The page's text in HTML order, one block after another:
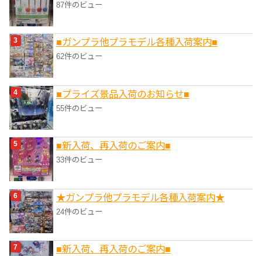
87件のビュー
■ガンプラ他プラモデル各種入荷案内■
62件のビュー
■プライズ景品入荷のお知らせ■
55件のビュー
■新入荷、再入荷のご案内■
33件のビュー
★ガンプラ他プラモデル各種入荷案内★
24件のビュー
■新入荷、再入荷のご案内■